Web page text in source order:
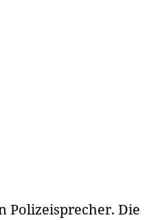
Polizeisprecher. Die